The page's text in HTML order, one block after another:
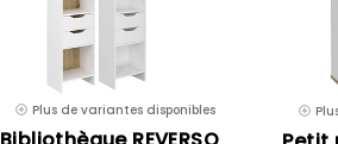
Plus de variantes disponibles